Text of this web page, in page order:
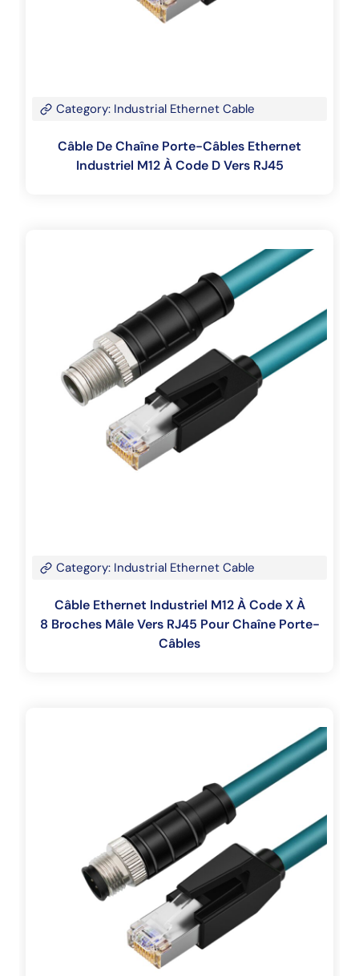
Category: Industrial Ethernet Cable
Câble De Chaîne Porte-Câbles Ethernet
Industriel M12 À Code D Vers RJ45
Category: Industrial Ethernet Cable
Câble Ethernet Industriel M12 À Code X À
8 Broches Mâle Vers RJ45 Pour Chaîne Porte-
Câbles